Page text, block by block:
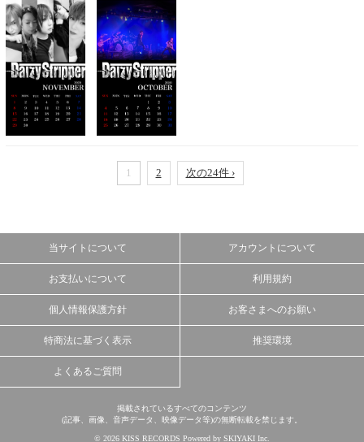
1 2 次の24件 ›
当サイトについて アカウントについて
お支払いについて 利用規約
個人情報保護方針 お客さまへのお願い
特商法に基づく表示 推奨環境
よくあるご質問
掲載されているすべてのコンテンツ
(記事、画像、音声データ、映像データ等)の無断転載を禁じます。
© 2026 KISS RECORDS Powered by SKIYAKI Inc.